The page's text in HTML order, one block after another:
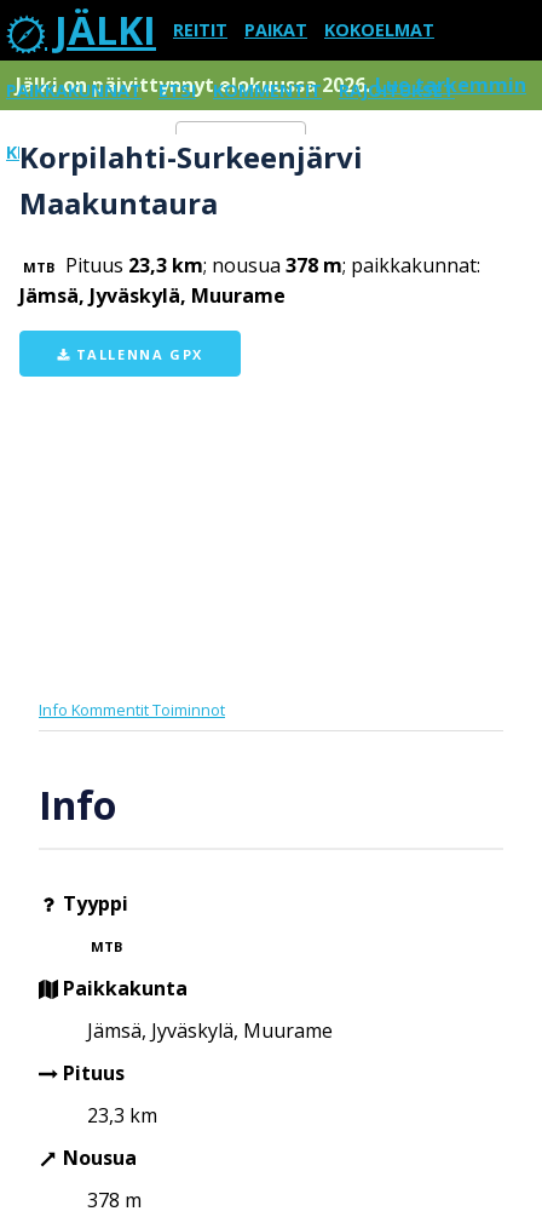
JÄLKI REITIT PAIKAT KOKOELMAT
PAIKKAKUNNAT ETSI KOMMENTIT RAJOITUKSET
KIRJAUDU SISÄÄN Menu
Jälki on päivittynnyt elokuussa 2026.Lue tarkemmin
Korpilahti-Surkeenjärvi
Maakuntaura
MTB Pituus 23,3 km; nousua 378 m; paikkakunnat:
Jämsä, Jyväskylä, Muurame
TALLENNA GPX
Info KommentitToiminnot
Info
Tyyppi
MTB
Paikkakunta
Jämsä, Jyväskylä, Muurame
Pituus
23,3 km
Nousua
378 m